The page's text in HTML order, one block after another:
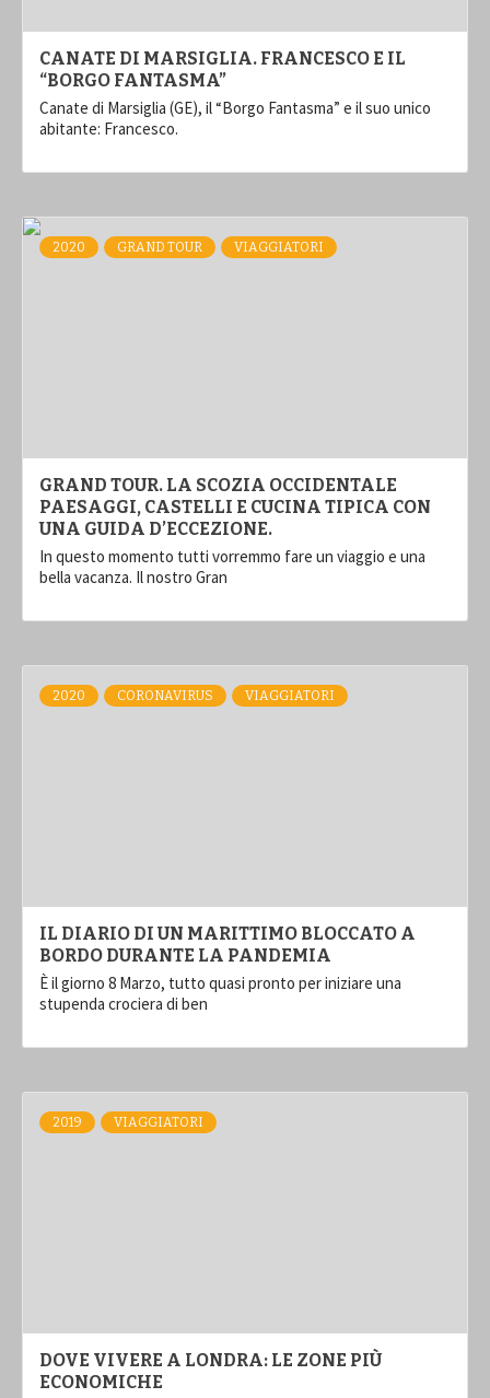
CANATE DI MARSIGLIA. FRANCESCO E IL
“BORGO FANTASMA”
Canate di Marsiglia (GE), il “Borgo Fantasma” e il suo unico
abitante: Francesco.
2020 GRAND TOUR VIAGGIATORI
GRAND TOUR. LA SCOZIA OCCIDENTALE
PAESAGGI, CASTELLI E CUCINA TIPICA CON
UNA GUIDA D’ECCEZIONE .
In questo momento tutti vorremmo fare un viaggio e una
bella vacanza. Il nostro Gran
2020 CORONAVIRUS VIAGGIATORI
IL DIARIO DI UN MARITTIMO BLOCCATO A
BORDO DURANTE LA PANDEMIA
È il giorno 8 Marzo, tutto quasi pronto per iniziare una
stupenda crociera di ben
2019 VIAGGIATORI
DOVE VIVERE A LONDRA: LE ZONE PIÙ
ECONOMICHE